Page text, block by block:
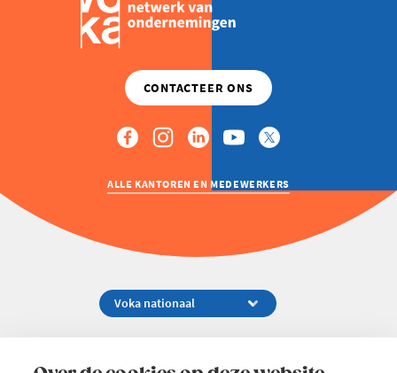
ALLE KANTOREN EN MEDEWERKERS